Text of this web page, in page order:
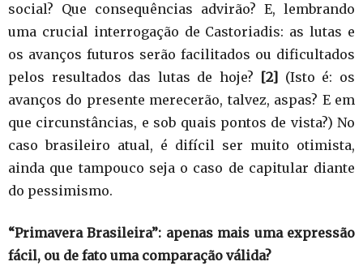
social? Que consequências advirão? E, lembrando
uma crucial interrogação de Castoriadis: as lutas e
os avanços futuros serão facilitados ou dificultados
pelos resultados das lutas de hoje?
[2]
(Isto é: os
avanços do presente merecerão, talvez, aspas? E em
que circunstâncias, e sob quais pontos de vista?) No
caso brasileiro atual, é difícil ser muito otimista,
ainda que tampouco seja o caso de capitular diante
do pessimismo.
“Primavera Brasileira”: apenas mais uma expressão
fácil, ou de fato uma comparação válida?